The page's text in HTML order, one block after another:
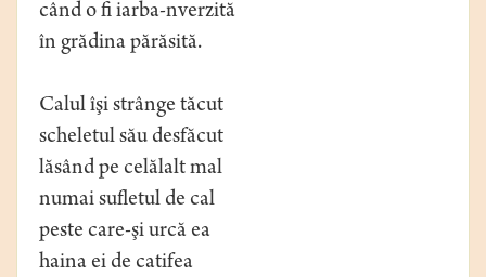
când o fi iarba-nverzită
în grădina părăsită.
Calul îşi strânge tăcut
scheletul său desfăcut
lăsând pe celălalt mal
numai sufletul de cal
peste care-şi urcă ea
haina ei de catifea